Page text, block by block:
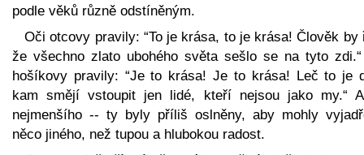
podle věků různě odstíněným.
Oči otcovy pravily: “To je krása, to je krása! Člověk by
že všechno zlato ubohého světa sešlo se na tyto
hošíkovy pravily: “Je to krása! Je to krása! Leč to je
kam smějí vstoupit jen lidé, kteří nejsou jako my.“
nejmenšího -- ty byly příliš oslněny, aby mohly
něco jiného, než tupou a hlubokou radost.